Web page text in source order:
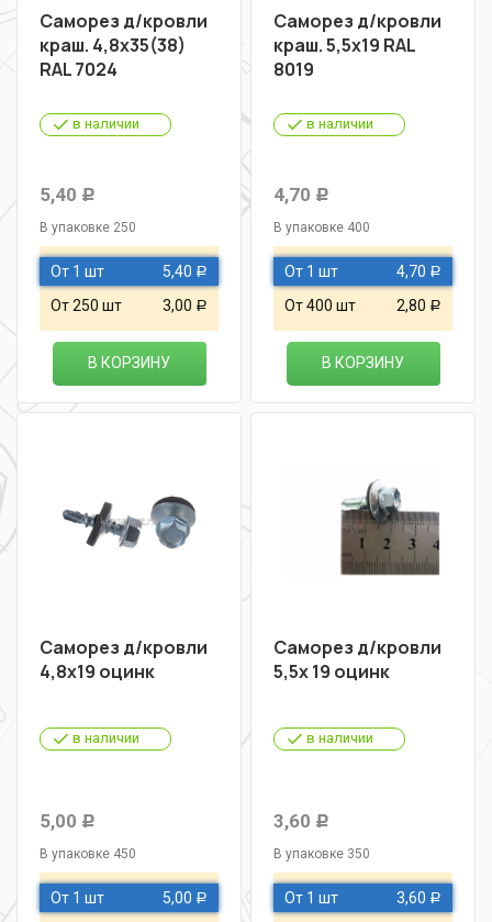
Саморез д/кровли
краш. 4,8х35(38)
RAL 7024
в наличии
5,40 Р
В упаковке 250
От 1 шт 5,40 Р
От 250 шт 3,00 Р
В КОРЗИНУ
Саморез д/кровли
краш. 5,5х19 RAL
8019
в наличии
4,70 Р
В упаковке 400
От 1 шт 4,70 Р
От 400 шт 2,80 Р
В КОРЗИНУ
Саморез д/кровли
4,8х19 оцинк
в наличии
5,00 Р
В упаковке 450
От 1 шт 5,00 Р
Саморез д/кровли
5,5х 19 оцинк
в наличии
3,60 Р
В упаковке 350
От 1 шт 3,60 Р